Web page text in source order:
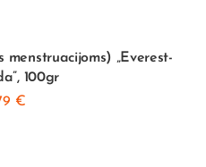
„Everest-
100gr
€